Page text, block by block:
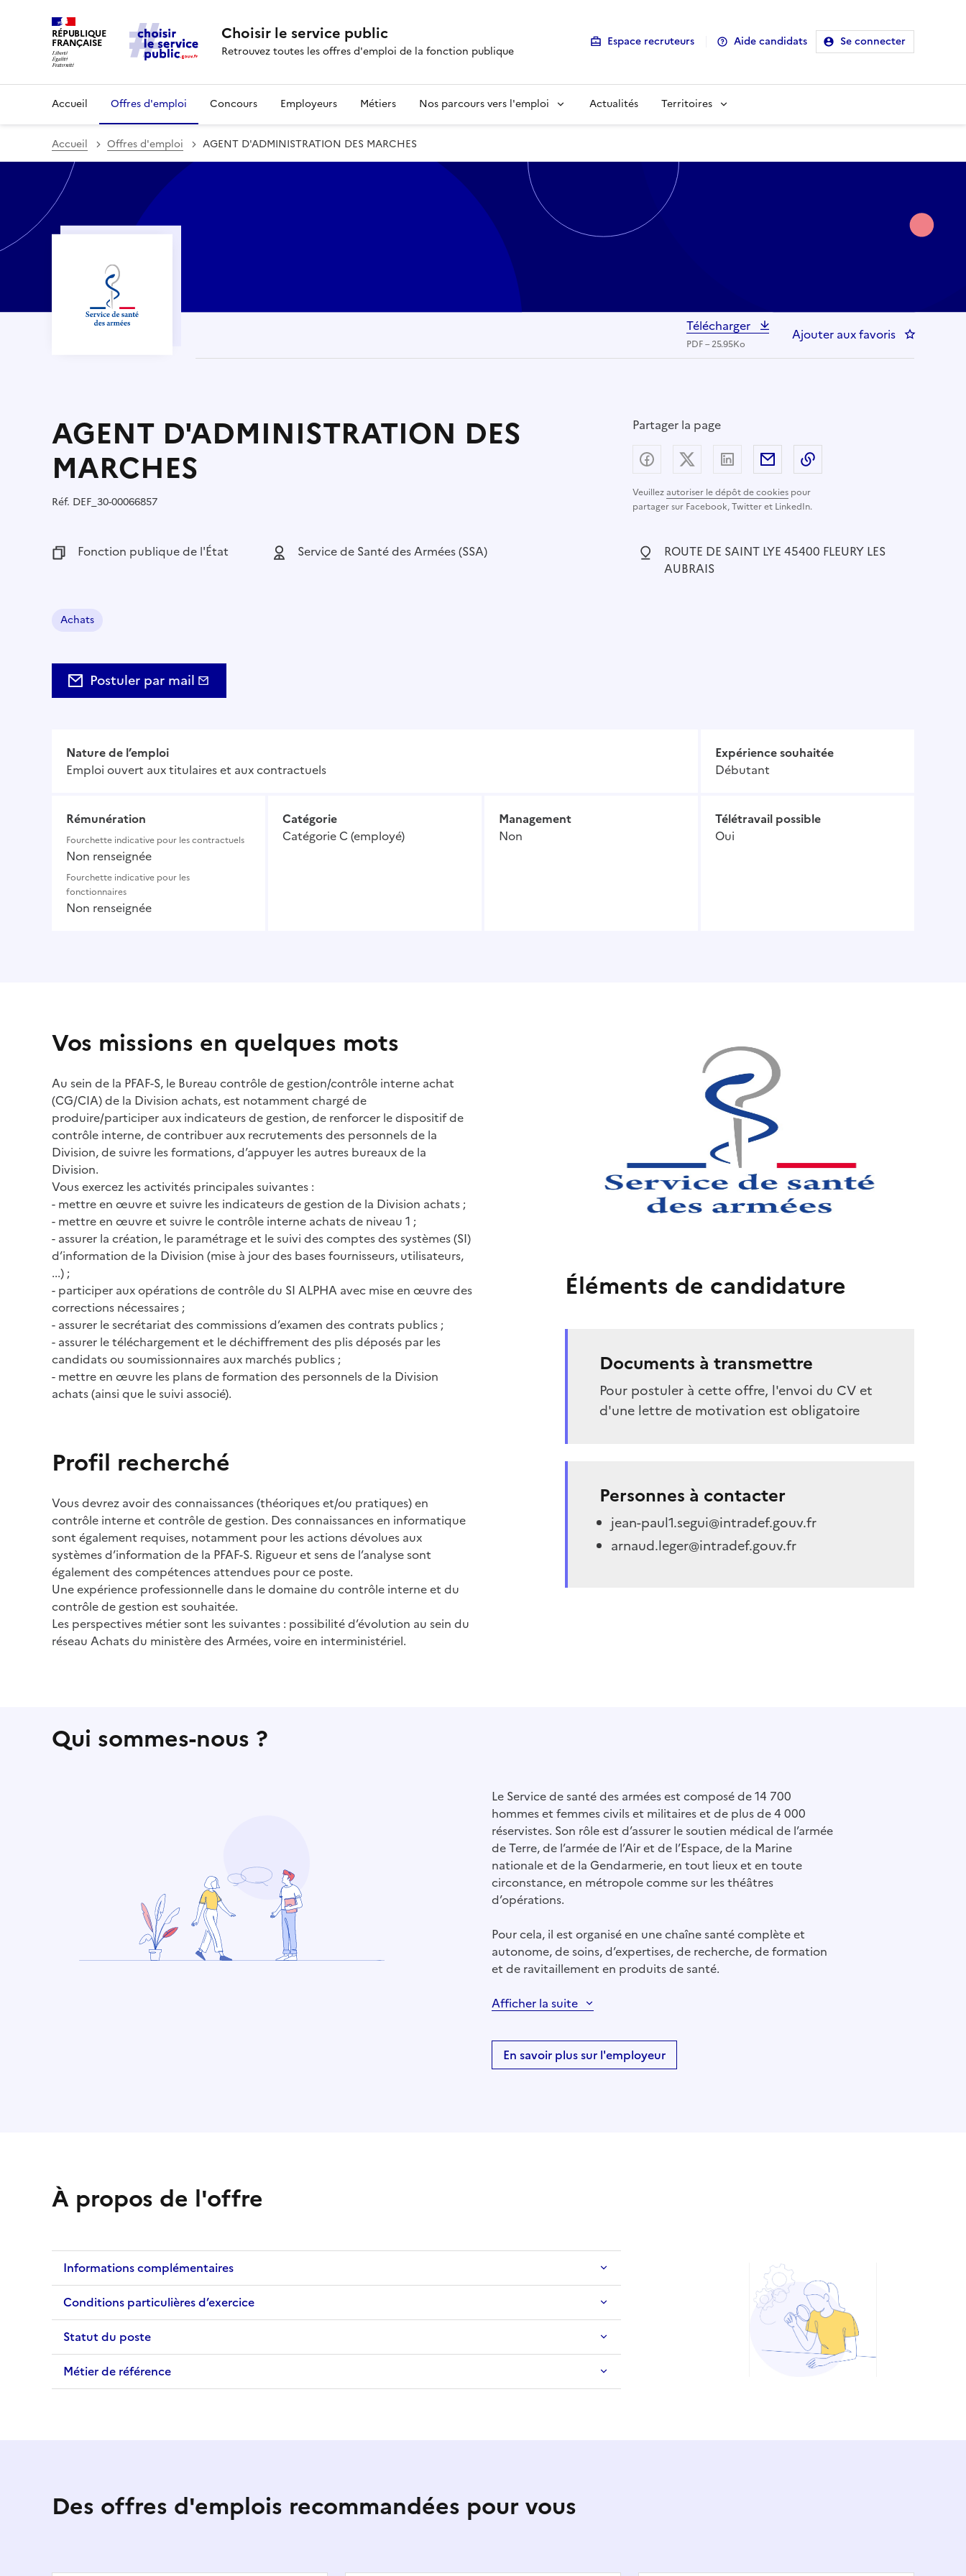
RÉPUBLIQUE
FRANÇAISE Choisir le service public
Retrouvez toutes les offres d'emploi de la fonction publique
Espace recruteurs Aide candidats Se connecter
Accueil Offres d'emploi Concours Employeurs Métiers Nos parcours vers l'emploi Actualités Territoires
Accueil Offres d'emploi AGENT D'ADMINISTRATION DES MARCHES
Télécharger
PDF – 25.95Ko
Ajouter aux favoris : AGENT
AGENT D'ADMINISTRATION DES
MARCHES
Partager la page
Veuillezautoriser le dépôt de cookies pour
partager sur Facebook, Twitter et LinkedIn.
Partager sur Facebook
Partager sur X (anciennement Twitter) -
Partager sur LinkedIn
Partager par email
Réf. Référence :
DEF_30-00066857
Fonction publique :
Fonction publique de l'État Employeur :
Service de Santé des Armées (SSA) Localisation :
ROUTE DE SAINT LYE 45400 FLEURY LES
AUBRAIS
Achats
Postuler par mail
Nature de l’emploi
Emploi ouvert aux titulaires et aux contractuels
Expérience souhaitée
Débutant
Rémunération
Fourchette indicative pour les contractuels
Non renseignée
Fourchette indicative pour les
fonctionnaires
Non renseignée
Catégorie
Catégorie C (employé)
Management
Non
Télétravail possible
Oui
Vos missions en quelques mots
Au sein de la PFAF-S, le Bureau contrôle de gestion/contrôle interne achat
(CG/CIA) de la Division achats, est notamment chargé de
produire/participer aux indicateurs de gestion, de renforcer le dispositif de
contrôle interne, de contribuer aux recrutements des personnels de la
Division, de suivre les formations, d’appuyer les autres bureaux de la
Division.
Vous exercez les activités principales suivantes :
- mettre en œuvre et suivre les indicateurs de gestion de la Division achats ;
- mettre en œuvre et suivre le contrôle interne achats de niveau 1 ;
- assurer la création, le paramétrage et le suivi des comptes des systèmes (SI)
d’information de la Division (mise à jour des bases fournisseurs, utilisateurs,
...) ;
- participer aux opérations de contrôle du SI ALPHA avec mise en œuvre des
corrections nécessaires ;
- assurer le secrétariat des commissions d’examen des contrats publics ;
- assurer le téléchargement et le déchiffrement des plis déposés par les
candidats ou soumissionnaires aux marchés publics ;
- mettre en œuvre les plans de formation des personnels de la Division
achats (ainsi que le suivi associé).
Profil recherché
Vous devrez avoir des connaissances (théoriques et/ou pratiques) en
contrôle interne et contrôle de gestion. Des connaissances en informatique
sont également requises, notamment pour les actions dévolues aux
systèmes d’information de la PFAF-S. Rigueur et sens de l’analyse sont
également des compétences attendues pour ce poste.
Une expérience professionnelle dans le domaine du contrôle interne et du
contrôle de gestion est souhaitée.
Les perspectives métier sont les suivantes : possibilité d’évolution au sein du
réseau Achats du ministère des Armées, voire en interministériel.
Éléments de candidature
Documents à transmettre
Pour postuler à cette offre, l'envoi du CV et
d'une lettre de motivation est obligatoire
Personnes à contacter
jean-paul1.segui@intradef.gouv.fr
arnaud.leger@intradef.gouv.fr
Qui sommes-nous ?
Le Service de santé des armées est composé de 14 700
hommes et femmes civils et militaires et de plus de 4 000
réservistes. Son rôle est d’assurer le soutien médical de l’armée
de Terre, de l’armée de l’Air et de l’Espace, de la Marine
nationale et de la Gendarmerie, en tout lieux et en toute
circonstance, en métropole comme sur les théâtres
d’opérations.
Pour cela, il est organisé en une chaîne santé complète et
autonome, de soins, d’expertises, de recherche, de formation
et de ravitaillement en produits de santé.
Afficher la suite
En savoir plus sur l'employeur
À propos de l'offre
Informations complémentaires
Conditions particulières d’exercice
Statut du poste
Métier de référence
Des offres d'emplois recommandées pour vous